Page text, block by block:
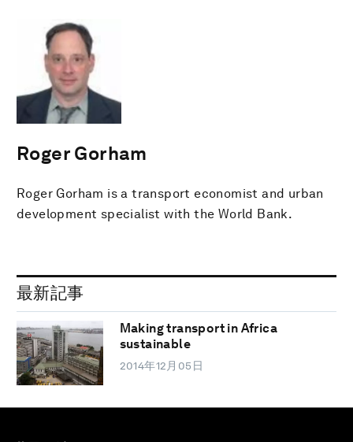
Roger Gorham
Roger Gorham is a transport economist and urban
development specialist with the World Bank.
最新記事
Making transport in Africa
sustainable
2014年12月05日